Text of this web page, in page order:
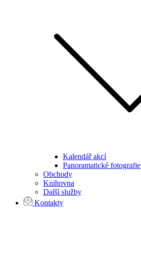
Kalendář akcí
Panoramatické fotografie
Obchody
Knihovna
Další služby
Kontakty